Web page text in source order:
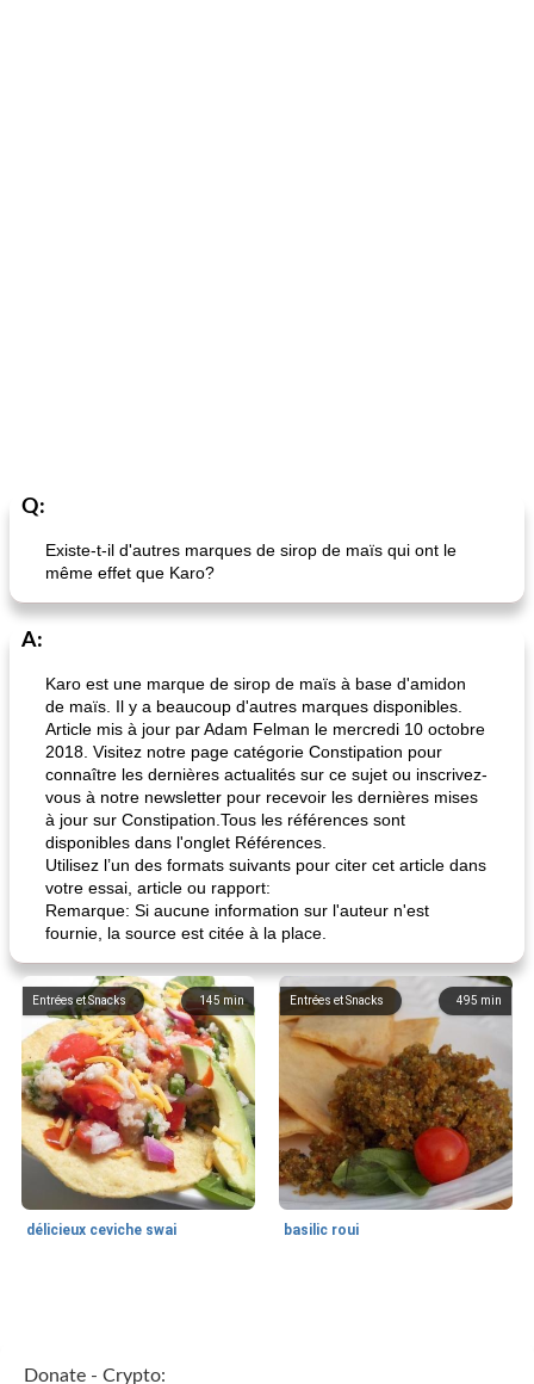
Q:
Existe-t-il d'autres marques de sirop de maïs qui ont le
même effet que Karo?
A:
Karo est une marque de sirop de maïs à base d'amidon
de maïs. Il y a beaucoup d'autres marques disponibles.
Article mis à jour par Adam Felman le mercredi 10 octobre
2018. Visitez notre page catégorie Constipation pour
connaître les dernières actualités sur ce sujet ou inscrivez-
vous à notre newsletter pour recevoir les dernières mises
à jour sur Constipation.Tous les références sont
disponibles dans l'onglet Références.
Utilisez l’un des formats suivants pour citer cet article dans
votre essai, article ou rapport:
Remarque: Si aucune information sur l'auteur n'est
fournie, la source est citée à la place.
145 min
Entrées et Snacks
délicieux ceviche swai
495 min
Entrées et Snacks
basilic roui
Donate - Crypto: